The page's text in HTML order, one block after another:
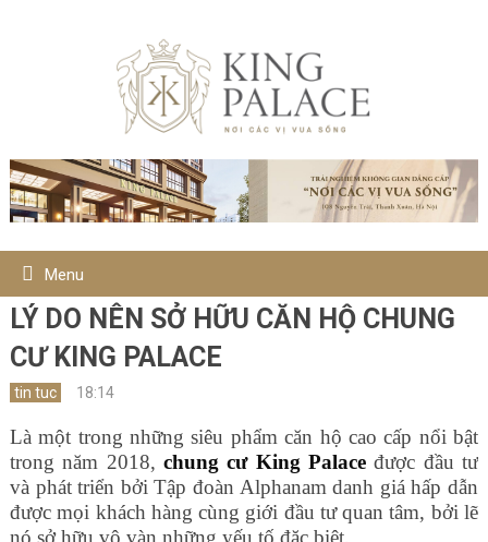
Menu
LÝ DO NÊN SỞ HỮU CĂN HỘ CHUNG
CƯ KING PALACE
tin tuc 18:14
Là một trong những siêu phẩm căn hộ cao cấp nổi bật
trong năm 2018, chung cư King Palace được đầu tư
và phát triển bởi Tập đoàn Alphanam danh giá hấp dẫn
được mọi khách hàng cùng giới đầu tư quan tâm, bởi lẽ